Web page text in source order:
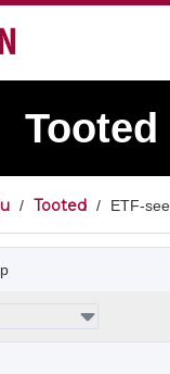
Tooted
/ Tooted / ETF-